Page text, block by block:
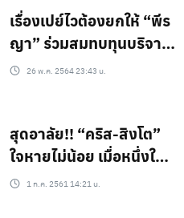
เรื่องเปย์ไวต้องยกให้ “พีร
ญา” ร่วมสมทบทุนบริจาค
ในนาม “คริส-สิงโต”
26 พ.ค. 2564 23:43 น.
สุดอาลัย!! “คริส-สิงโต”
ใจหายไม่น้อย เมื่อหนึ่งใน
แฟนคลับของทั้งคู่ต้อง
1 ก.ค. 2561 14:21 น.